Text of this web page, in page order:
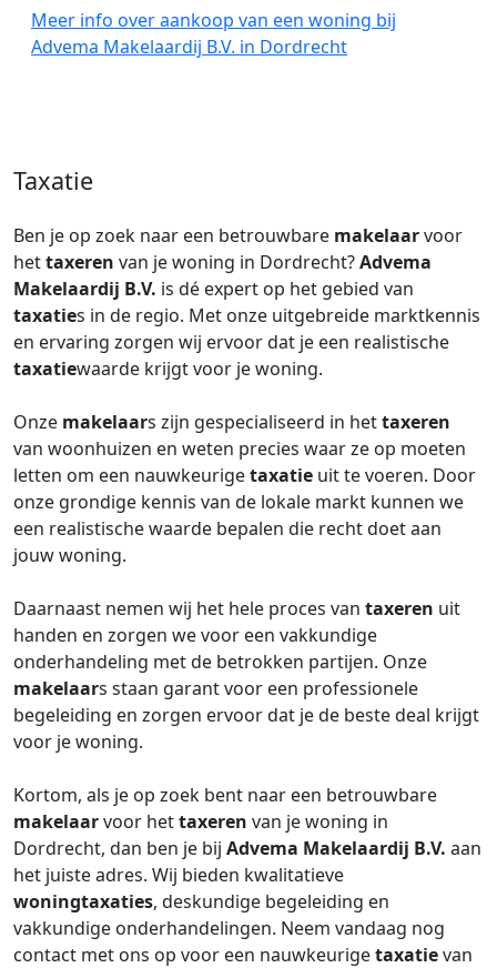
Meer info over aankoop van een woning bij
Advema Makelaardij B.V. in Dordrecht
Taxatie
Ben je op zoek naar een betrouwbare makelaarvoor
hettaxeren van je woning in Dordrecht?Advema
Makelaardij B.V. is dé expert op het gebied van
taxaties in de regio. Met onze uitgebreide marktkennis
en ervaring zorgen wij ervoor dat je een realistische
taxatiewaarde krijgt voor je woning.
Onze makelaars zijn gespecialiseerd in hettaxeren
van woonhuizen en weten precies waar ze op moeten
letten om een nauwkeurigetaxatie uit te voeren. Door
onze grondige kennis van de lokale markt kunnen we
een realistische waarde bepalen die recht doet aan
jouw woning.
Daarnaast nemen wij het hele proces van taxeren uit
handen en zorgen we voor een vakkundige
onderhandeling met de betrokken partijen. Onze
makelaars staan garant voor een professionele
begeleiding en zorgen ervoor dat je de beste deal krijgt
voor je woning.
Kortom, als je op zoek bent naar een betrouwbare
makelaarvoor hettaxeren van je woning in
Dordrecht, dan ben je bij Advema Makelaardij B.V. aan
het juiste adres. Wij bieden kwalitatieve
woningtaxaties, deskundige begeleiding en
vakkundige onderhandelingen. Neem vandaag nog
contact met ons op voor een nauwkeurigetaxatievan